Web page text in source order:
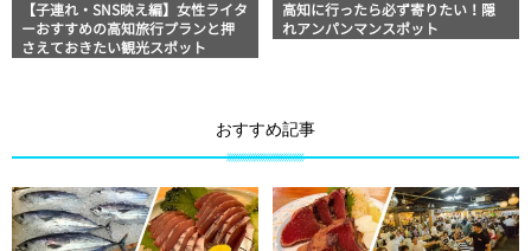
【子連れ・SNS映え編】女性ライタ
ーおすすめの高知旅行プランと押
さえておきたい観光スポット
高知に行ったら必ず寄りたい！隠
れアンパンマンスポット
おすすめ記事